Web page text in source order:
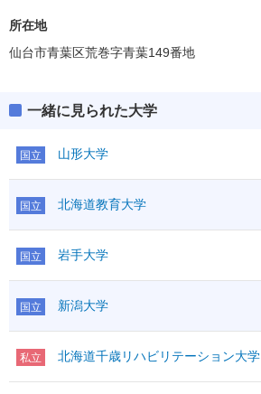
所在地
仙台市青葉区荒巻字青葉149番地
一緒に見られた大学
国立 山形大学
国立 北海道教育大学
国立 岩手大学
国立 新潟大学
私立 北海道千歳リハビリテーション大学